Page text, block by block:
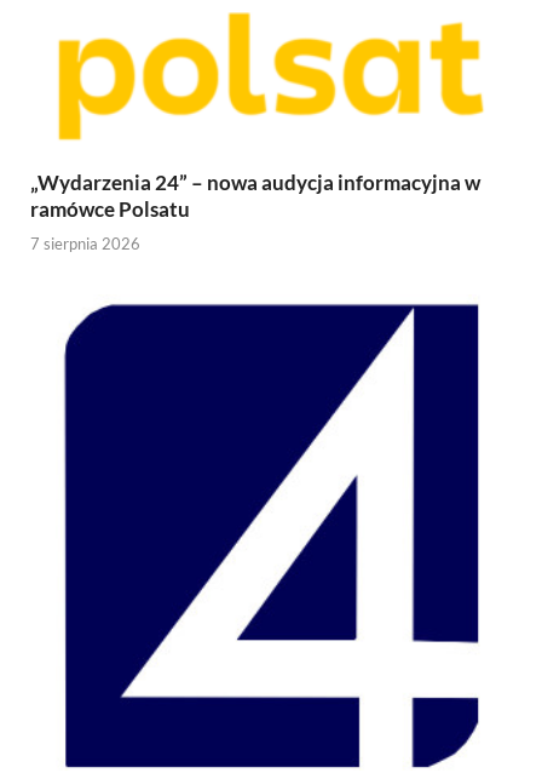
„Wydarzenia 24” – nowa audycja informacyjna w
ramówce Polsatu
7 sierpnia 2026